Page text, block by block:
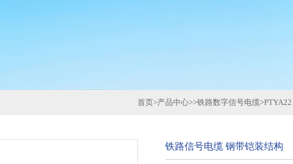
首页>产品中心>>铁路数字信号电缆>
铁路信号电缆 钢带铠装结构